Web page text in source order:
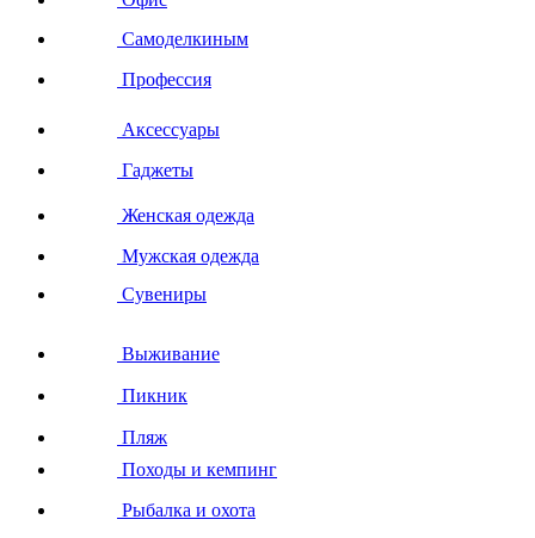
Самоделкиным
Профессия
Аксессуары
Гаджеты
Женская одежда
Мужская одежда
Сувениры
Выживание
Пикник
Пляж
Походы и кемпинг
Рыбалка и охота